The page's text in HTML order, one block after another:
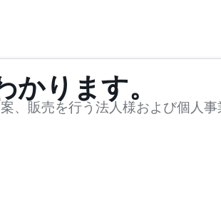
ります。
販売を行う法人様および個人事